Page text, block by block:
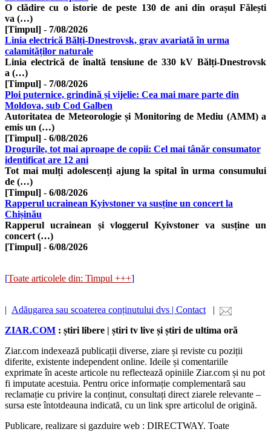
O clădire cu o istorie de peste 130 de ani din orașul Fălești
va (…)
[Timpul] - 7/08/2026
Linia electrică Bălți-Dnestrovsk, grav avariată în urma
calamităților naturale
Linia electrică de înaltă tensiune de 330 kV Bălți-Dnestrovsk
a (…)
[Timpul] - 7/08/2026
Ploi puternice, grindină și vijelie: Cea mai mare parte din
Moldova, sub Cod Galben
Autoritatea de Meteorologie și Monitoring de Mediu (AMM) a
emis un (…)
[Timpul] - 6/08/2026
Drogurile, tot mai aproape de copii: Cel mai tânăr consumator
identificat are 12 ani
Tot mai mulți adolescenți ajung la spital în urma consumului
de (…)
[Timpul] - 6/08/2026
Rapperul ucrainean Kyivstoner va susține un concert la
Chișinău
Rapperul ucrainean și vloggerul Kyivstoner va susține un
concert (…)
[Timpul] - 6/08/2026
[Toate articolele din: Timpul +++]
| Adăugarea sau scoaterea conținutului dvs | Contact |
ZIAR.COM : știri libere | știri tv live și știri de ultima oră
Ziar.com indexează publicații diverse, ziare și reviste cu poziții
diferite, existente independent online. Ideile și comentariile
exprimate în aceste articole nu reflectează opiniile Ziar.com și nu pot
fi imputate acestuia. Pentru orice informație complementară sau
reclamație cu privire la conținut, consultați direct ziarele relevante –
sursa este întotdeauna indicată, cu un link spre articolul de origină.
Publicare, realizare si gazduire web : DIRECTWAY. Toate